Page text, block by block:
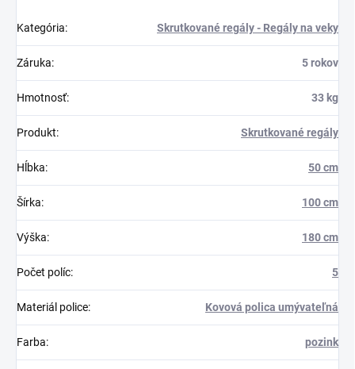
Kategória: Skrutkované regály - Regály na veky
Záruka: 5 rokov
Hmotnosť: 33 kg
Produkt: Skrutkované regály
Hĺbka: 50 cm
Šírka: 100 cm
Výška: 180 cm
Počet políc: 5
Materiál police: Kovová polica umývateľná
Farba: pozink